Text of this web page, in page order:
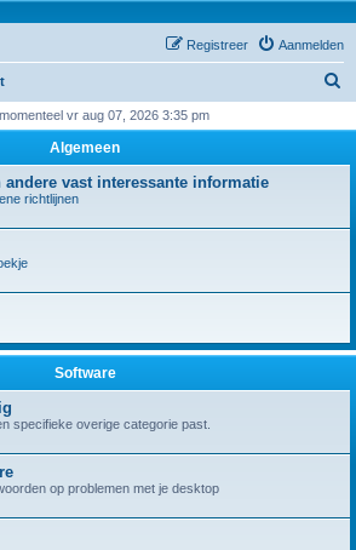
Aanmelden
Registreer
k
vr aug 07, 2026 3:35 pm
Algemeen
andere vast interessante informatie
richtlijnen
Software
specifieke overige categorie past.
op problemen met je desktop